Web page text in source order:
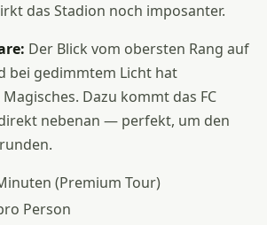
das Stadion noch imposanter.
Der Blick vom obersten Rang auf
bei gedimmtem Licht hat
Dazu kommt das FC
nebenan — perfekt, um den
(Premium Tour)
Person